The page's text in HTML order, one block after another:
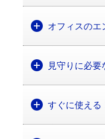
オフィスのエ
見守りに必
すぐに使える